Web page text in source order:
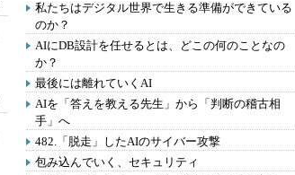
私たちはデジタル世界で生きる準備ができている
のか？
AIにDB設計を任せるとは、どこの何のことなの
か？
最後には離れていくAI
AIを「答えを教える先生」から「判断の稽古相
手」へ
482.「脱走」したAIのサイバー攻撃
包み込んでいく、セキュリティ